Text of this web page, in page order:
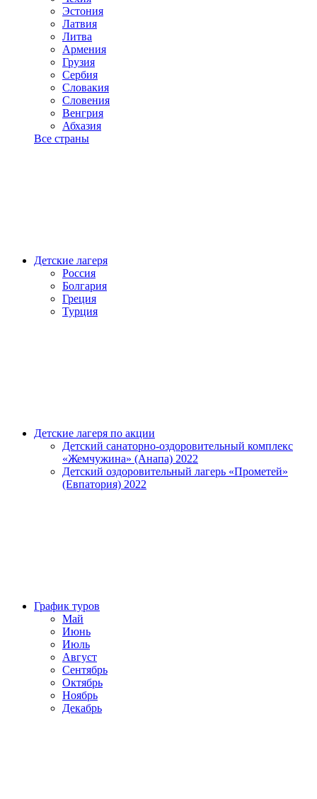
Эстония
Латвия
Литва
Армения
Грузия
Сербия
Словакия
Словения
Венгрия
Абхазия
Все страны
Детские лагеря
Россия
Болгария
Греция
Турция
Детские лагеря по акции
Детский санаторно-оздоровительный комплекс
«Жемчужина» (Анапа) 2022
Детский оздоровительный лагерь «Прометей»
(Евпатория) 2022
График туров
Май
Июнь
Июль
Август
Сентябрь
Октябрь
Ноябрь
Декабрь